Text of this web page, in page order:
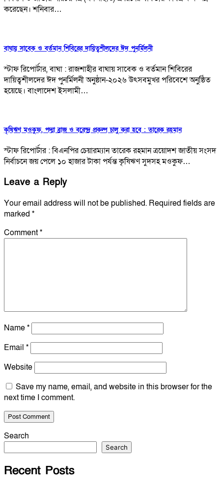
করেছেন। শনিবার…
বাঘায় সাবেক ও বর্তমান শিবিরের দায়িত্বশীলদের ঈদ পুনর্মিলনী
স্টাফ রিপোর্টার, বাঘা : রাজশাহীর বাঘায় সাবেক ও বর্তমান শিবিরের
দায়িত্বশীলদের ঈদ পুনর্মিলনী অনুষ্ঠান-২০২৬ উৎসবমুখর পরিবেশে অনুষ্ঠিত
হয়েছে। বাংলাদেশ ইসলামী…
কৃষিঋণ মওকুফ, পদ্মা ব্রাজ ও বরেন্দ্র প্রকল্প চালু করা হবে : তারেক রহমান
স্টাফ রিপোর্টার : বিএনপির চেয়ারম্যান তারেক রহমান ত্রয়োদশ জাতীয় সংসদ
নির্বাচনে জয় পেলে ১০ হাজার টাকা পর্যন্ত কৃষিঋণ সুদসহ মওকুফ…
Leave a Reply
Your email address will not be published. Required fields are
marked *
Comment*
Name*
Email *
Website
Save my name, email, and website in this browser for the
next time I comment.
Search
Search
Recent Posts